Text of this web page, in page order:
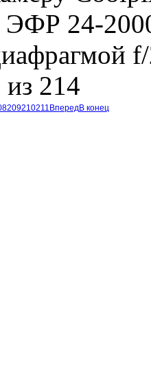
ЭФР 24-
214
209210211 ВпередВ конец